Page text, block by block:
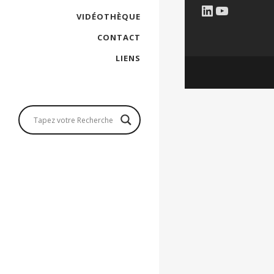
VIDÉOTHÈQUE
CONTACT
LIENS
LinkedIn
YouTube